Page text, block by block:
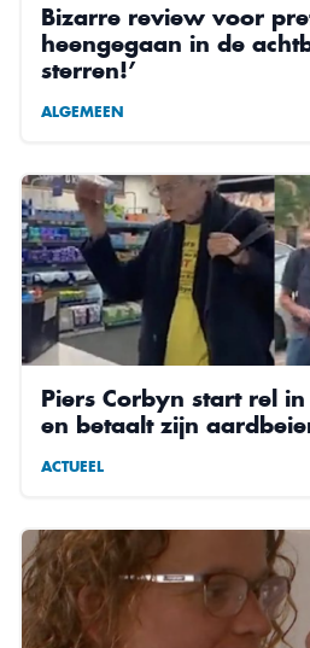
Bizarre review voor
heengegaan in de
sterren!’
ALGEMEEN
Piers Corbyn start rel in
en betaalt zijn
ACTUEEL